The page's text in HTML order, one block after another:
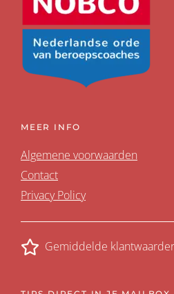
MEER INFO
Algemene voorwaarden
Contact
Privacy Policy
Gemiddelde